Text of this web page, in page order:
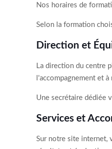
Nos horaires de
Selon la formation
Direction et
La direction du centre
l'accompagnement et
Une secrétaire dédiée
Services et
Sur notre site internet,